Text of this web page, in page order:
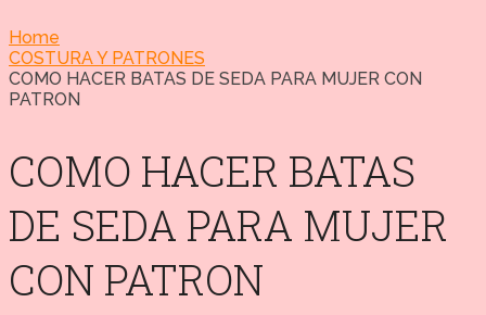
Home
COSTURA Y PATRONES
COMO HACER BATAS DE SEDA PARA MUJER CON
PATRON
COMO HACER BATAS
DE SEDA PARA MUJER
CON PATRON